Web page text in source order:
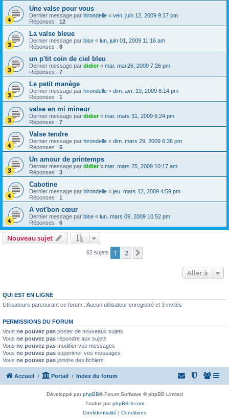
Une valse pour vous
Dernier message par hirondelle « ven. juin 12, 2009 9:17 pm
Réponses : 12
La valse bleue
Dernier message par bise « lun. juin 01, 2009 11:16 am
Réponses : 8
un p'tit coin de ciel bleu
Dernier message par didier« mar. mai 26, 2009 7:26 pm
Réponses : 7
Le petit manège
Dernier message par hirondelle « dim. avr. 19, 2009 8:14 pm
Réponses : 1
valse en mi mineur
Dernier message par didier« mar. mars 31, 2009 6:24 pm
Réponses : 7
Valse tendre
Dernier message par hirondelle « dim. mars 29, 2009 6:36 pm
Réponses : 5
Un amour de printemps
Dernier message par didier« mer. mars 25, 2009 10:17 am
Réponses : 3
Cabotine
Dernier message par hirondelle « jeu. mars 12, 2009 4:59 pm
Réponses : 1
A vot'bon cœur
Dernier message par bise « lun. mars 09, 2009 10:52 pm
Réponses : 6
Nouveau sujet
62 sujets 1 2
Aller à
QUI EST EN LIGNE
Utilisateurs parcourant ce forum : Aucun utilisateur enregistré et 3 invités
PERMISSIONS DU FORUM
Vous ne pouvez pas poster de nouveaux sujets
Vous ne pouvez pas répondre aux sujets
Vous ne pouvez pas modifier vos messages
Vous ne pouvez pas supprimer vos messages
Vous ne pouvez pas joindre des fichiers
Accueil Portail Index du forum
Développé parphpBB® Forum Software © phpBB Limited
Traduit parphpBB-fr.com
Confidentialité | Conditions